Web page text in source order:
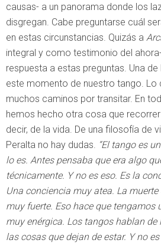
causas- a un panorama donde los
disgregan. Cabe preguntarse cuál
en estas circunstancias. Quizás a
integral y como testimonio del
respuesta a estas preguntas. Una
este momento de nuestro tango. Lo
muchos caminos por transitar. En
hemos hecho otra cosa que
decir, de la vida. De una filosofía de
Peralta no hay dudas.
“El tango es
lo es. Antes pensaba que era algo
técnicamente. Y no es eso. Es la
Una conciencia muy atea. La muerte
muy fuerte. Eso hace que tengamos
muy enérgica. Los tangos hablan de
las cosas que dejan de estar. Y no